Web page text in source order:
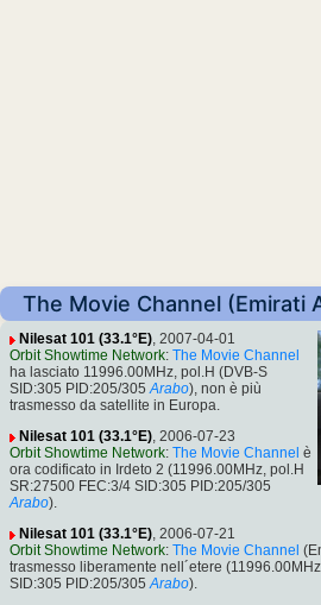
The Movie Channel (Emirati
Nilesat 101 (33.1°E), 2007-04-01
Orbit Showtime Network: The Movie Channel
ha lasciato 11996.00MHz, pol.H (DVB-S
SID:305 PID:205/305 Arabo), non è più
trasmesso da satellite in Europa.
Nilesat 101 (33.1°E), 2006-07-23
Orbit Showtime Network: The Movie Channel è
ora codificato in Irdeto 2 (11996.00MHz, pol.H
SR:27500 FEC:3/4 SID:305 PID:205/305
Arabo).
Nilesat 101 (33.1°E), 2006-07-21
Orbit Showtime Network: The Movie Channel
trasmesso liberamente nell´etere
SID:305 PID:205/305 Arabo).